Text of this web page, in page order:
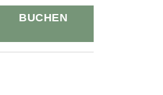
BUCHEN